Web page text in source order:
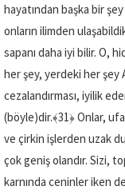
hayatından başka bir
onların ilimden
sapanı daha iyi bilir. O,
her şey, yerdeki her şey
cezalandırması, iyilik
(böyle)dir.﴾31﴿Onlar,
ve çirkin işlerden uzak
çok geniş olandır. Sizi,
karnında ceninler iken